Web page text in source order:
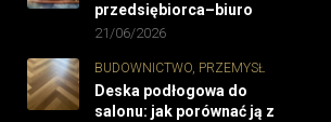
przedsiębiorca–biuro
21/06/2026
BUDOWNICTWO, PRZEMYSŁ
Deska podłogowa do
salonu: jak porównać ją z